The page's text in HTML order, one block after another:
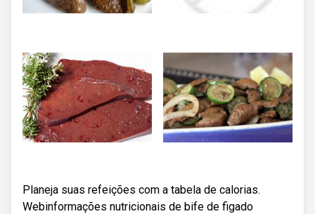
Planeja suas refeições com a tabela de calorias.
Webinformações nutricionais de bife de figado